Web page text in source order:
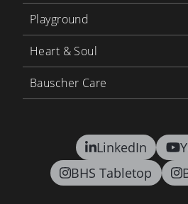
LinkedIn
BHS Tabletop
Playground
Heart & Soul
Bauscher Care